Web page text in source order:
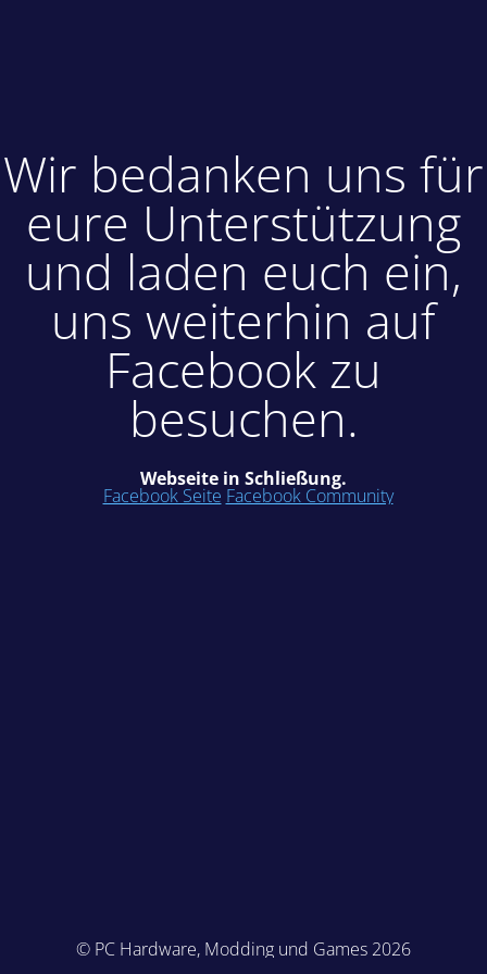
Wir bedanken uns für
eure Unterstützung
und laden euch ein,
uns weiterhin auf
Facebook zu
besuchen.
Webseite in Schließung.
Facebook Seite Facebook Community
© PC Hardware, Modding und Games 2026